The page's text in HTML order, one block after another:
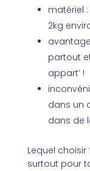
matériel
2kg
partout
appart’ !
dans un
dans de
Lequel
surtout pour